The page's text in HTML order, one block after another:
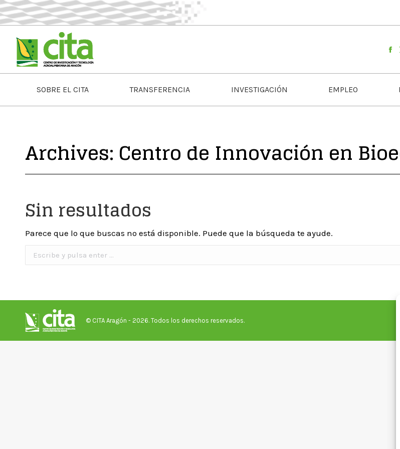
SOBRE EL CITA TRANSFERENCIA INVESTIGACIÓN EMPLEO
Archives: Centro de Innovación en
Sin resultados
Parece que lo que buscas no está disponible. Puede que la búsqueda te ayude.
Buscar:
© CITA Aragón - 2026. Todos los derechos reservados.